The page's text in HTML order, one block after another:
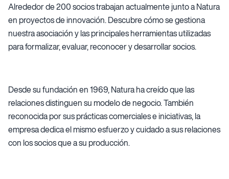
Alrededor de 200 socios trabajan actualmente junto a Natura
en proyectos de innovación. Descubre cómo se gestiona
nuestra asociación y las principales herramientas utilizadas
para formalizar, evaluar, reconocer y desarrollar socios.
Desde su fundación en 1969, Natura ha creído que las
relaciones distinguen su modelo de negocio. También
reconocida por sus prácticas comerciales e iniciativas, la
empresa dedica el mismo esfuerzo y cuidado a sus relaciones
con los socios que a su producción.